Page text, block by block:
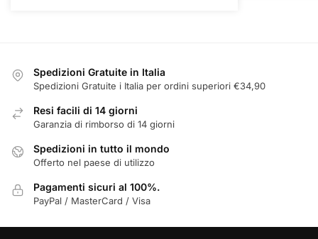
Spedizioni Gratuite in Italia
Spedizioni Gratuite i Italia per ordini superiori €34,90
Resi facili di 14 giorni
Garanzia di rimborso di 14 giorni
Spedizioni in tutto il mondo
Offerto nel paese di utilizzo
Pagamenti sicuri al 100%.
PayPal / MasterCard / Visa